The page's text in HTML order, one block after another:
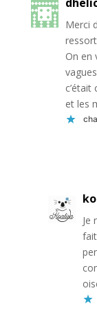
Merci
On en
et les
Je